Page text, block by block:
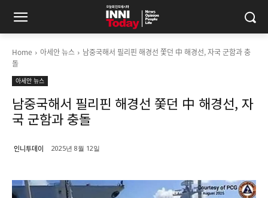
Home 아세안 뉴스
남중국해서 필리핀 해경선 쫓던 中 해경선, 자국 군함과 충
돌
아세안 뉴스
남중국해서 필리핀 해경선 쫓던 中 해경선, 자
국 군함과 충돌
인니투데이 2025년 8월 12일